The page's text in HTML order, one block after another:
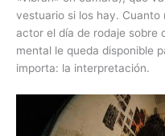
vestuario si los hay.
actor el día de rodaje sobre
mental le queda disponible
importa: la interpretación.